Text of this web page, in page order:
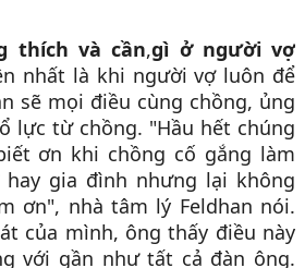
thích và cần,gì ở người vợ
nhất là khi người vợ luôn để
sẽ mọi điều cùng chồng, ủng
lực từ chồng. "Hầu hết chúng
ơn khi chồng cố gắng làm
gia đình nhưng lại không
ơn", nhà tâm lý Feldhan nói.
của mình, ông thấy điều này
với gần như tất cả đàn ông.